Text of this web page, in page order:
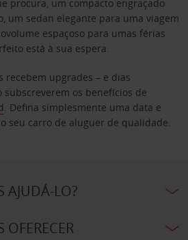
procura, um compacto engraçado
um sedan elegante para uma viagem
espaçoso para umas férias
está à sua espera.
recebem upgrades – e dias
subscreverem os benefícios de
. Defina simplesmente uma data e
seu carro de aluguer de qualidade.
AJUDÁ-LO?